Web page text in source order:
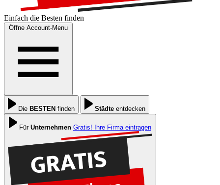
Einfach die Besten finden
Öffne Account-Menu
Die BESTEN finden Städte entdecken
Für Unternehmen Gratis! Ihre Firma eintragen